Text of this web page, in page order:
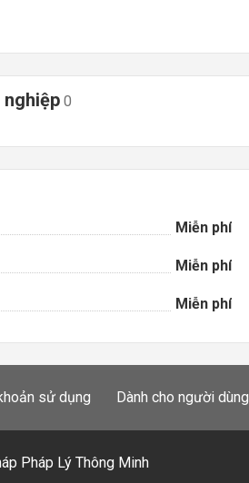
nghiệp 0
Miễn phí
Miễn phí
Miễn phí
sử dụng Dành cho người dùng
Pháp Lý Thông Minh